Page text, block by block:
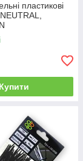
пластикові
Купити